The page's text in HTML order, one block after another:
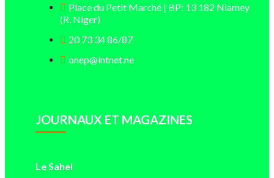
Place du Petit Marché | BP: 13 182 Niamey
(R. Niger)
20 73 34 86/87
onep@intnet.ne
JOURNAUX ET MAGAZINES
Le Sahel